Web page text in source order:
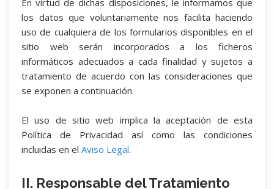
los datos que voluntariamente nos facilita haciendo
uso de cualquiera de los formularios disponibles en el
sitio web serán incorporados a los ficheros
informáticos adecuados a cada finalidad y sujetos a
tratamiento de acuerdo con las consideraciones que
se exponen a continuación.
El uso de sitio web implica la aceptación de esta
Política de Privacidad así como las condiciones
incluidas en el Aviso Legal.
II. Responsable del Tratamiento